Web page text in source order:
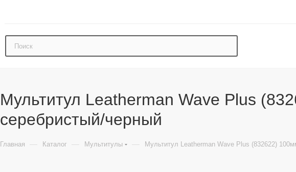
Мультитул Leatherman Wave Plus
серебристый/черный
Главная — Каталог — Мультитулы — Мультитул Leatherman Wave Plus (832622)